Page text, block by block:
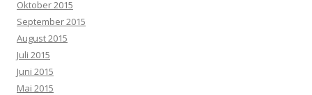
Oktober 2015
September 2015
August 2015
Juli 2015
Juni 2015
Mai 2015